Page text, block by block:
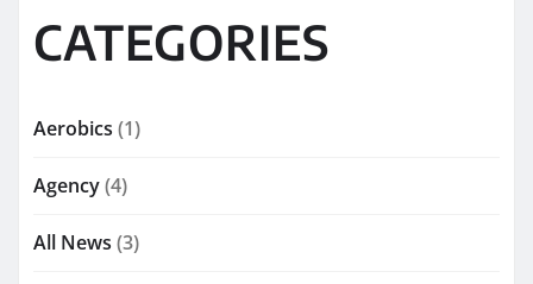
CATEGORIES
Aerobics (1)
Agency(4)
All News (3)